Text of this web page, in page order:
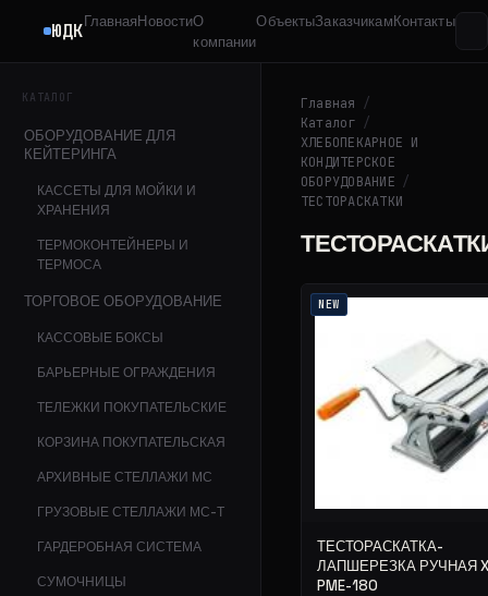
ЮДКГлавнаяНовостиО
компании
ОбъектыЗаказчикамКонтакты
КАТАЛОГ
ОБОРУДОВАНИЕ ДЛЯ
КЕЙТЕРИНГА
КАССЕТЫ ДЛЯ МОЙКИ И
ХРАНЕНИЯ
ТЕРМОКОНТЕЙНЕРЫ И
ТЕРМОСА
ТОРГОВОЕ ОБОРУДОВАНИЕ
КАССОВЫЕ БОКСЫ
БАРЬЕРНЫЕ ОГРАЖДЕНИЯ
ТЕЛЕЖКИ ПОКУПАТЕЛЬСКИЕ
КОРЗИНА ПОКУПАТЕЛЬСКАЯ
АРХИВНЫЕ СТЕЛЛАЖИ МС
ГРУЗОВЫЕ СТЕЛЛАЖИ МС-Т
ГАРДЕРОБНАЯ СИСТЕМА
СУМОЧНИЦЫ
Главная /
Каталог /
ХЛЕБОПЕКАРНОЕ И
КОНДИТЕРСКОЕ
ОБОРУДОВАНИЕ /
ТЕСТОРАСКАТКИ
NEW
ТЕСТОРАСКАТКА-
ЛАПШЕРЕЗКА РУЧНАЯ
PME-180